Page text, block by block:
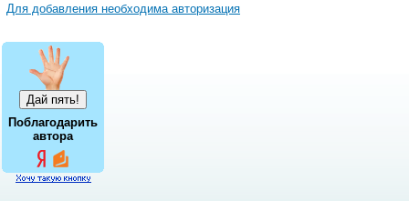
Для добавления необходима авторизация
Поблагодарить
автора